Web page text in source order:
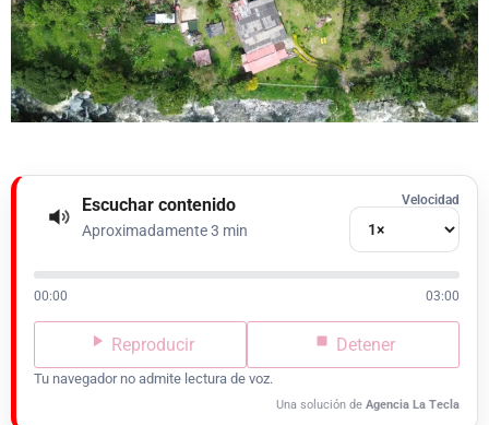
Escuchar contenido
Aproximadamente 3 min
Velocidad
00:00 03:00
Reproducir Detener
Tu navegador no admite lectura de voz.
Una solución de Agencia La Tecla